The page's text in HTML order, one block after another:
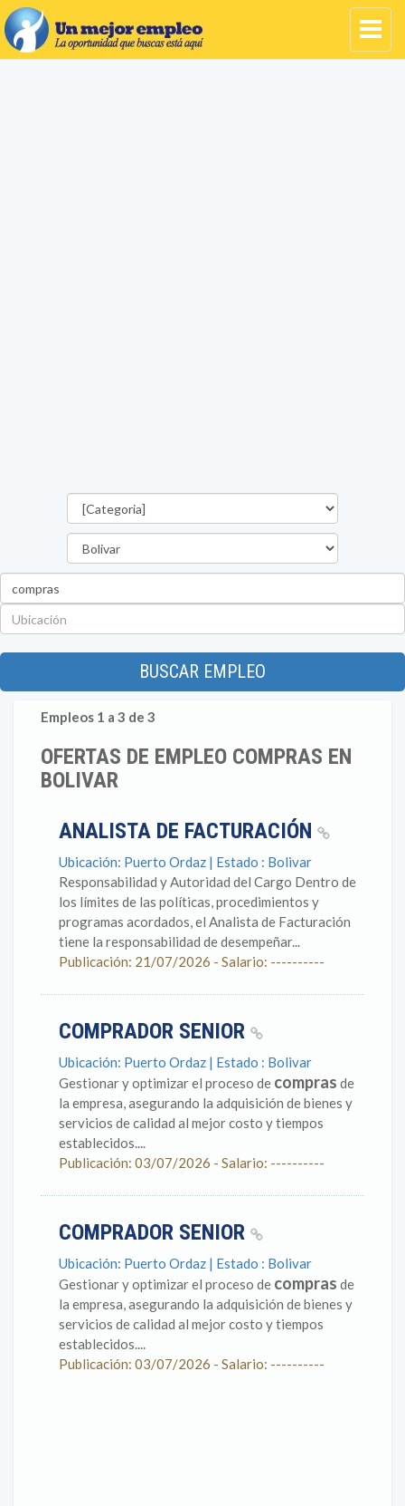
BUSCAR EMPLEO
Empleos 1 a 3 de 3
OFERTAS DE EMPLEO COMPRAS EN
BOLIVAR
ANALISTA DE FACTURACIÓN
Ubicación: Puerto Ordaz | Estado : Bolivar
Responsabilidad y Autoridad del Cargo Dentro de
los límites de las políticas, procedimientos y
programas acordados, el Analista de Facturación
tiene la responsabilidad de desempeñar...
Publicación: 21/07/2026 - Salario: ----------
COMPRADOR SENIOR
Ubicación: Puerto Ordaz | Estado : Bolivar
Gestionar y optimizar el proceso de compras de
la empresa, asegurando la adquisición de bienes y
servicios de calidad al mejor costo y tiempos
establecidos....
Publicación: 03/07/2026 - Salario: ----------
COMPRADOR SENIOR
Ubicación: Puerto Ordaz | Estado : Bolivar
Gestionar y optimizar el proceso de compras de
la empresa, asegurando la adquisición de bienes y
servicios de calidad al mejor costo y tiempos
establecidos....
Publicación: 03/07/2026 - Salario: ----------